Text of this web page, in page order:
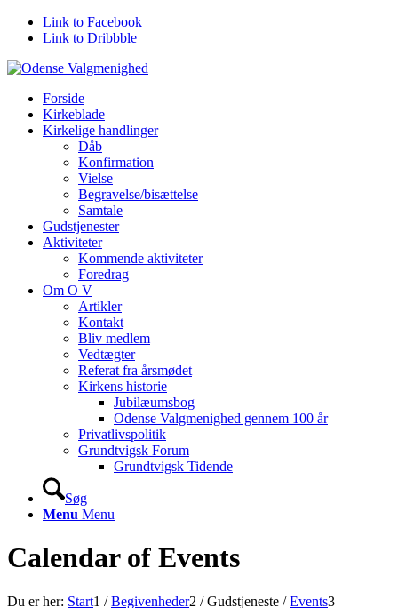
Link to Facebook
Link to Dribbble
Forside
Kirkeblade
Kirkelige handlinger
Dåb
Konfirmation
Vielse
Begravelse/bisættelse
Samtale
Gudstjenester
Aktiviteter
Kommende aktiviteter
Foredrag
Om O V
Artikler
Kontakt
Bliv medlem
Vedtægter
Referat fra årsmødet
Kirkens historie
Jubilæumsbog
Odense Valgmenighed gennem 100 år
Privatlivspolitik
Grundtvigsk Forum
Grundtvigsk Tidende
Søg
Menu Menu
Calendar of Events
Du er her: Start1 / Begivenheder2 / Gudstjeneste / Events3